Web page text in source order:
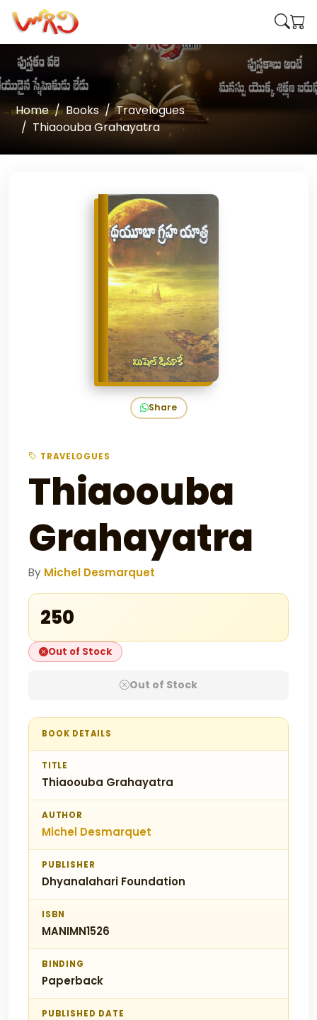
Home Books
Travelogues
Thiaoouba Grahayatra
Share
TRAVELOGUES
Thiaoouba
Grahayatra
By Michel Desmarquet
₹250
Out of Stock
Out of Stock
BOOK DETAILS
TITLE
Thiaoouba Grahayatra
AUTHOR
Michel Desmarquet
PUBLISHER
Dhyanalahari Foundation
ISBN
MANIMN1526
BINDING
Paperback
PUBLISHED DATE